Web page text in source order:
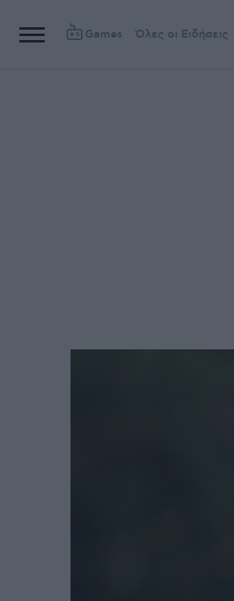
Games Όλες οι Ειδήσεις